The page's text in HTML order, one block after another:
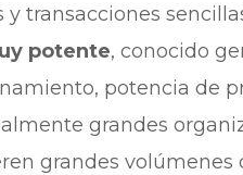
transacciones
potente, conocido
potencia de
grandes
grandes volúmenes